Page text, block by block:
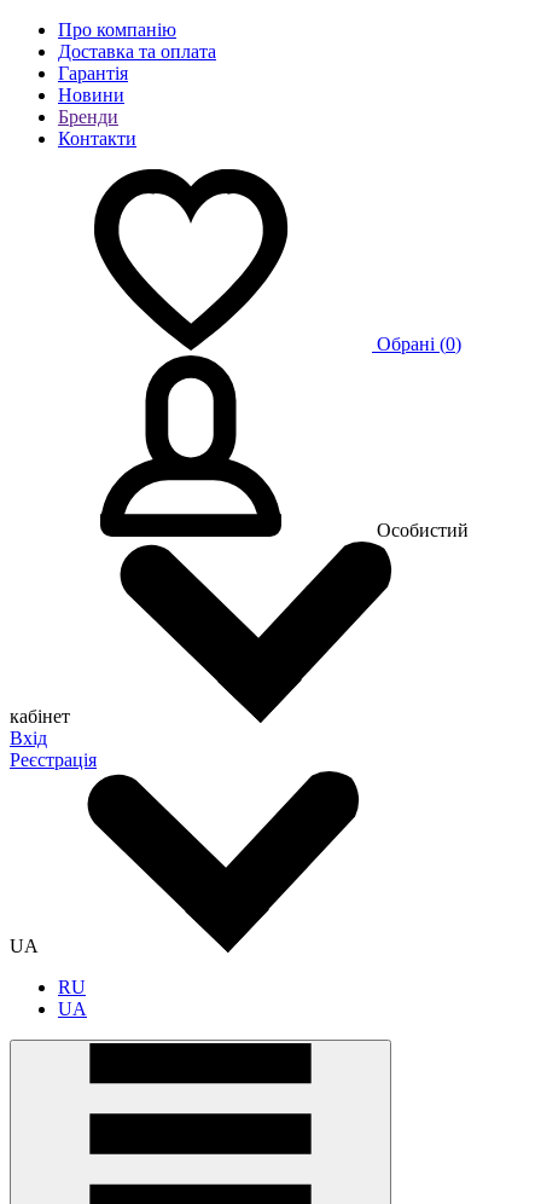
Про компанію
Доставка та оплата
Гарантія
Новини
Бренди
Контакти
Обрані (0)
Особистий
кабінет
Вхід
Реєстрація
UA
RU
UA